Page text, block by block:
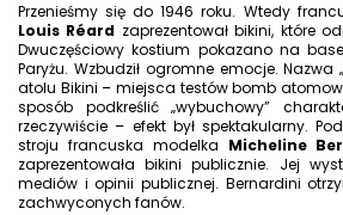
Przenieśmy się do 1946 roku. Wtedy
Louis Réard zaprezentował bikini, które
Dwuczęściowy kostium pokazano na
Paryżu. Wzbudził ogromne emocje. Nazwa
atolu Bikini – miejsca testów bomb
sposób podkreślić „wybuchowy”
rzeczywiście – efekt był spektakularny.
stroju francuska modelka Micheline
zaprezentowała bikini publicznie. Jej
mediów i opinii publicznej. Bernardini
zachwyconych fanów.